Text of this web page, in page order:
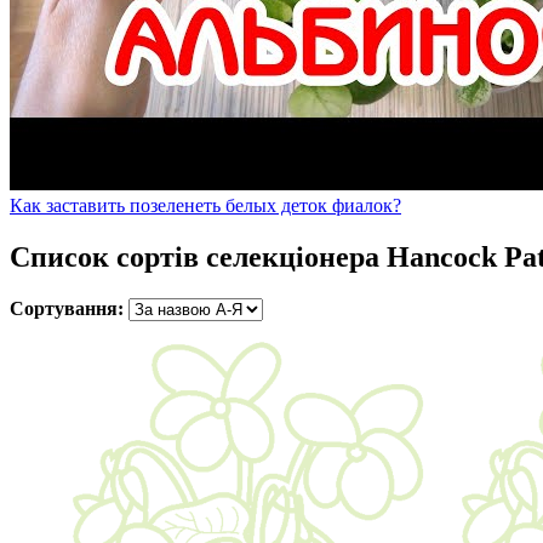
Как заставить позеленеть белых деток фиалок?
Список сортів селекціонера Hancock
Сортування: